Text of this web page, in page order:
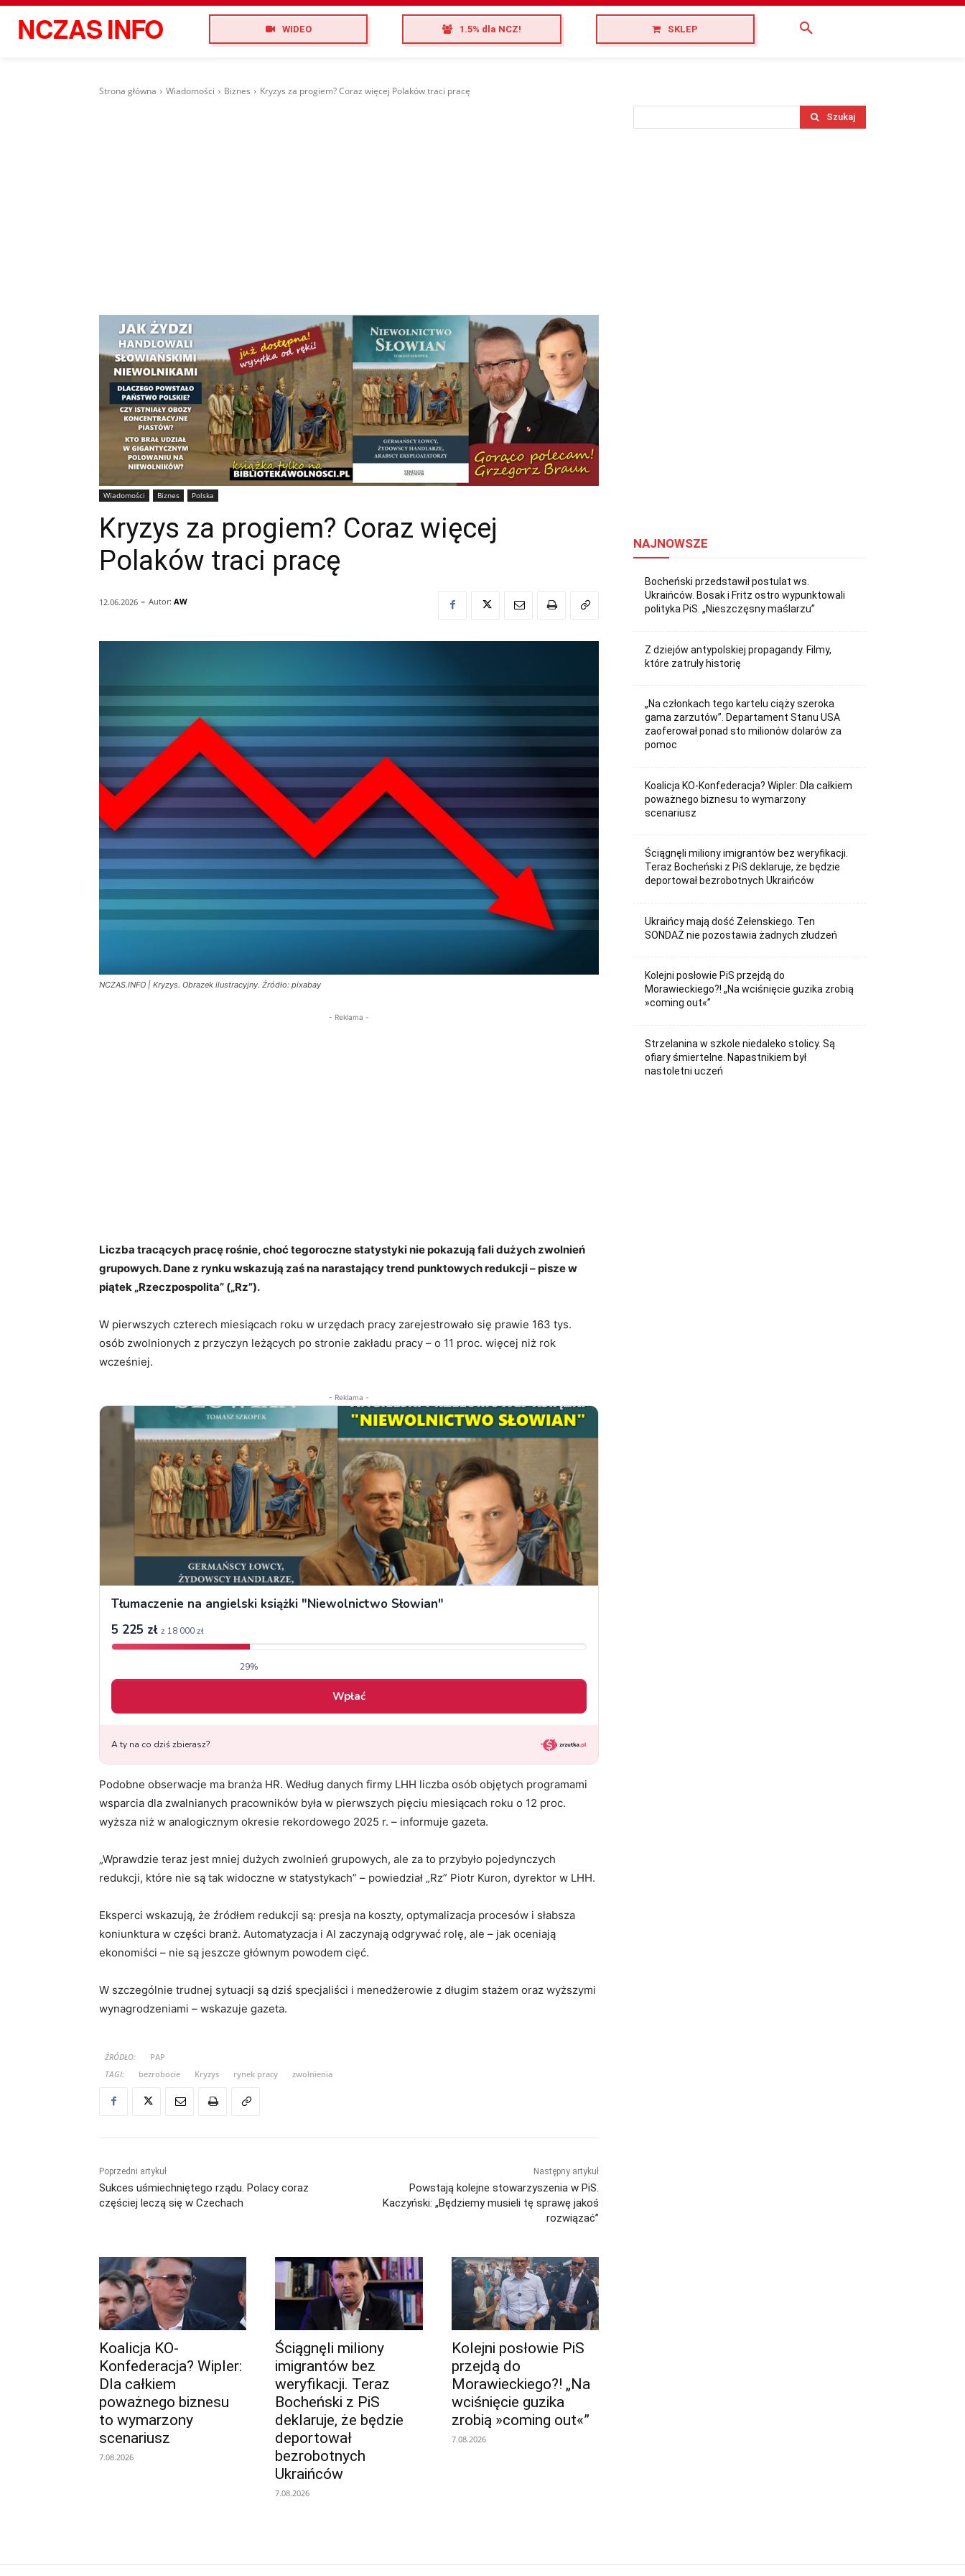
NCZASINFO WIDEO 1.5% dla NCZ! SKLEP
Strona główna Wiadomości Biznes Kryzys za progiem? Coraz więcej Polaków traci pracę
Wiadomości Biznes Polska
Kryzys za progiem? Coraz więcej
Polaków traci pracę
12.06.2026 - Autor: AW
NCZAS.INFO | Kryzys. Obrazek ilustracyjny. Źródło: pixabay
- Reklama -
Liczba tracących pracę rośnie, choć tegoroczne statystyki nie pokazują fali dużych zwolnień
grupowych. Dane z rynku wskazują zaś na narastający trend punktowych redukcji – pisze w
piątek „Rzeczpospolita” („Rz”).
W pierwszych czterech miesiącach roku w urzędach pracy zarejestrowało się prawie 163 tys.
osób zwolnionych z przyczyn leżących po stronie zakładu pracy – o 11 proc. więcej niż rok
wcześniej.
- Reklama -
Podobne obserwacje ma branża HR. Według danych firmy LHH liczba osób objętych programami
wsparcia dla zwalnianych pracowników była w pierwszych pięciu miesiącach roku o 12 proc.
wyższa niż w analogicznym okresie rekordowego 2025 r. – informuje gazeta.
„Wprawdzie teraz jest mniej dużych zwolnień grupowych, ale za to przybyło pojedynczych
redukcji, które nie są tak widoczne w statystykach” – powiedział „Rz” Piotr Kuron, dyrektor w LHH.
Eksperci wskazują, że źródłem redukcji są: presja na koszty, optymalizacja procesów i słabsza
koniunktura w części branż. Automatyzacja i AI zaczynają odgrywać rolę, ale – jak oceniają
ekonomiści – nie są jeszcze głównym powodem cięć.
W szczególnie trudnej sytuacji są dziś specjaliści i menedżerowie z długim stażem oraz wyższymi
wynagrodzeniami – wskazuje gazeta.
ŹRÓDŁO:
PAP
TAGI:
bezrobocie Kryzys rynek pracy zwolnienia
Poprzedni artykuł
Sukces uśmiechniętego rządu. Polacy coraz
częściej leczą się w Czechach
Następny artykuł
Powstają kolejne stowarzyszenia w PiS.
Kaczyński: „Będziemy musieli tę sprawę jakoś
rozwiązać”
Koalicja KO-
Konfederacja? Wipler:
Dla całkiem
poważnego biznesu
to wymarzony
scenariusz
7.08.2026
Ściągnęli miliony
imigrantów bez
weryfikacji. Teraz
Bocheński z PiS
deklaruje, że będzie
deportował
bezrobotnych
Ukraińców
7.08.2026
Kolejni posłowie PiS
przejdą do
Morawieckiego?! „Na
wciśnięcie guzika
zrobią »coming out«”
7.08.2026
Szukaj
NAJNOWSZE
Bocheński przedstawił postulat ws.
Ukraińców. Bosak i Fritz ostro wypunktowali
polityka PiS. „Nieszczęsny maślarzu”
Z dziejów antypolskiej propagandy. Filmy,
które zatruły historię
„Na członkach tego kartelu ciąży szeroka
gama zarzutów”. Departament Stanu USA
zaoferował ponad sto milionów dolarów za
pomoc
Koalicja KO-Konfederacja? Wipler: Dla całkiem
poważnego biznesu to wymarzony
scenariusz
Ściągnęli miliony imigrantów bez weryfikacji.
Teraz Bocheński z PiS deklaruje, że będzie
deportował bezrobotnych Ukraińców
Ukraińcy mają dość Zełenskiego. Ten
SONDAŻ nie pozostawia żadnych złudzeń
Kolejni posłowie PiS przejdą do
Morawieckiego?! „Na wciśnięcie guzika zrobią
»coming out«”
Strzelanina w szkole niedaleko stolicy. Są
ofiary śmiertelne. Napastnikiem był
nastoletni uczeń